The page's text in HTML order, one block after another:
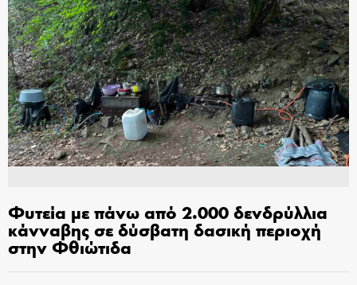
Φυτεία με πάνω από 2.000 δενδρύλλια
κάνναβης σε δύσβατη δασική περιοχή
στην Φθιώτιδα